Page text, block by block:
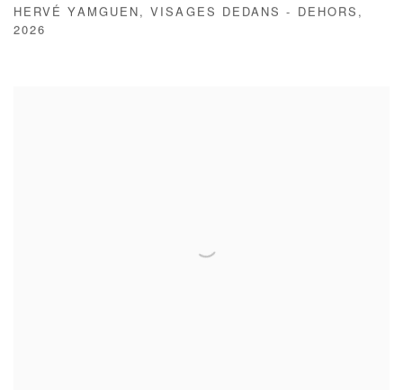
HERVÉ YAMGUEN , VISAGES DEDANS - DEHORS ,
2026